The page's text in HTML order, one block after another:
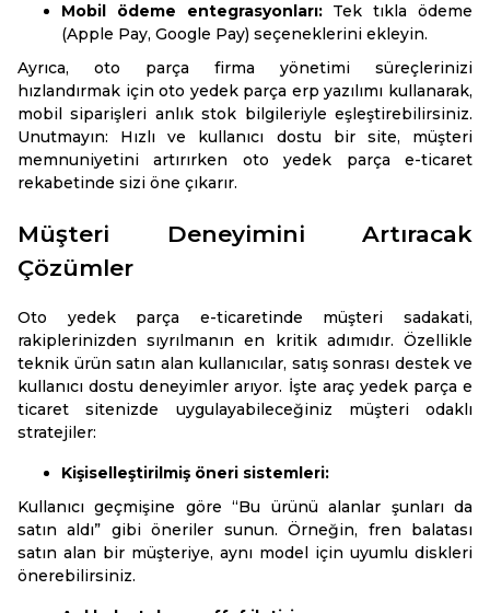
Mobil ödeme entegrasyonları:Tek tıkla ödeme
(Apple Pay, Google Pay) seçeneklerini ekleyin.
Ayrıca, oto parça firma yönetimi süreçlerinizi
hızlandırmak için oto yedek parça erp yazılımı kullanarak,
mobil siparişleri anlık stok bilgileriyle eşleştirebilirsiniz.
Unutmayın: Hızlı ve kullanıcı dostu bir site, müşteri
memnuniyetini artırırken oto yedek parça e-ticaret
rekabetinde sizi öne çıkarır.
Müşteri Deneyimini Artıracak
Çözümler
Oto yedek parça e-ticaretinde müşteri sadakati,
rakiplerinizden sıyrılmanın en kritik adımıdır. Özellikle
teknik ürün satın alan kullanıcılar, satış sonrası destek ve
kullanıcı dostu deneyimler arıyor. İşte araç yedek parça e
ticaret sitenizde uygulayabileceğiniz müşteri odaklı
stratejiler:
Kişiselleştirilmiş öneri sistemleri:
Kullanıcı geçmişine göre “Bu ürünü alanlar şunları da
satın aldı” gibi öneriler sunun. Örneğin, fren balatası
satın alan bir müşteriye, aynı model için uyumlu diskleri
önerebilirsiniz.